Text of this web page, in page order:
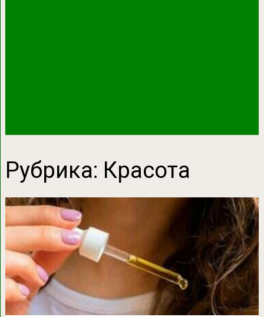
Рубрика: Красота